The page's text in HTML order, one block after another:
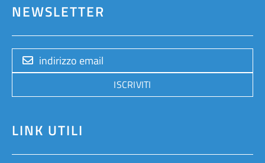
NEWSLETTER
ISCRIVITI
LINK UTILI